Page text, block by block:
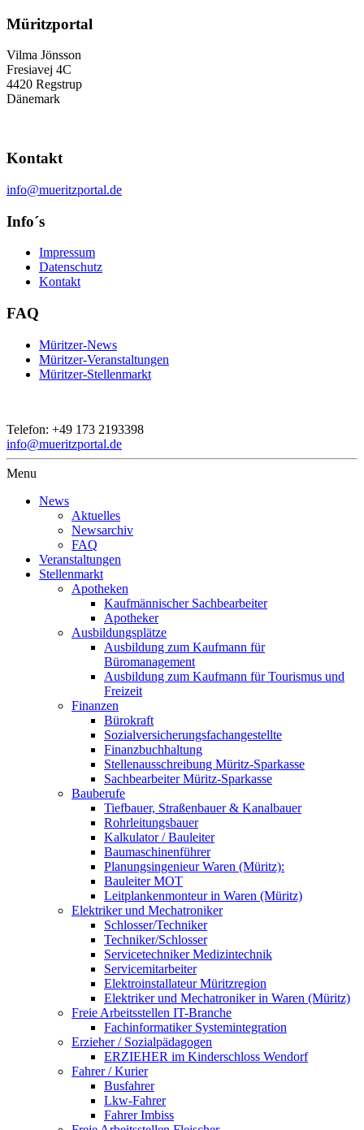
Müritzportal
Vilma Jönsson
Fresiavej 4C
4420 Regstrup
Dänemark
Kontakt
info@mueritzportal.de
Info´s
Impressum
Datenschutz
Kontakt
FAQ
Müritzer-News
Müritzer-Veranstaltungen
Müritzer-Stellenmarkt
Telefon: +49 173 2193398
info@mueritzportal.de
Menu
News
Aktuelles
Newsarchiv
FAQ
Veranstaltungen
Stellenmarkt
Apotheken
Kaufmännischer Sachbearbeiter
Apotheker
Ausbildungsplätze
Ausbildung zum Kaufmann für
Büromanagement
Ausbildung zum Kaufmann für Tourismus und
Freizeit
Finanzen
Bürokraft
Sozialversicherungsfachangestellte
Finanzbuchhaltung
Stellenausschreibung Müritz-Sparkasse
Sachbearbeiter Müritz-Sparkasse
Bauberufe
Tiefbauer, Straßenbauer & Kanalbauer
Rohrleitungsbauer
Kalkulator / Bauleiter
Baumaschinenführer
Planungsingenieur Waren (Müritz):
Bauleiter MOT
Leitplankenmonteur in Waren (Müritz)
Elektriker und Mechatroniker
Schlosser/Techniker
Techniker/Schlosser
Servicetechniker Medizintechnik
Servicemitarbeiter
Elektroinstallateur Müritzregion
Elektriker und Mechatroniker in Waren (Müritz)
Freie Arbeitsstellen IT-Branche
Fachinformatiker Systemintegration
Erzieher / Sozialpädagogen
ERZIEHER im Kinderschloss Wendorf
Fahrer / Kurier
Busfahrer
Lkw-Fahrer
Fahrer Imbiss